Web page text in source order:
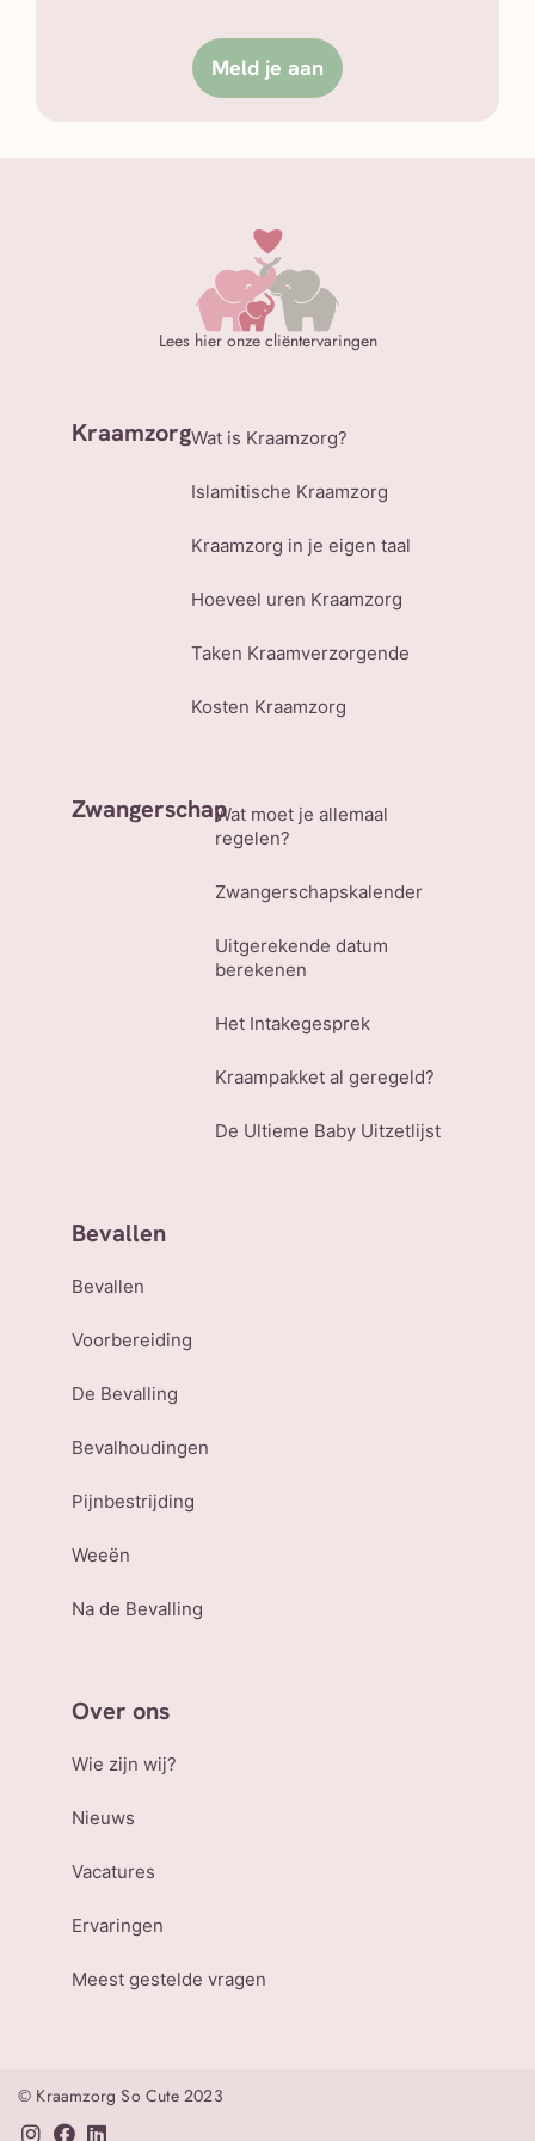
Meld je aan
Lees hier onze cliëntervaringen
KraamzorgWat is Kraamzorg?
Islamitische Kraamzorg
Kraamzorg in je eigen taal
Hoeveel uren Kraamzorg
Taken Kraamverzorgende
Kosten Kraamzorg
ZwangerschapWat moet je allemaal
regelen?
Zwangerschapskalender
Uitgerekende datum
berekenen
Het Intakegesprek
Kraampakket al geregeld?
De Ultieme Baby Uitzetlijst
Bevallen
Bevallen
Voorbereiding
De Bevalling
Bevalhoudingen
Pijnbestrijding
Weeën
Na de Bevalling
Over ons
Wie zijn wij?
Nieuws
Vacatures
Ervaringen
Meest gestelde vragen
© Kraamzorg So Cute 2023